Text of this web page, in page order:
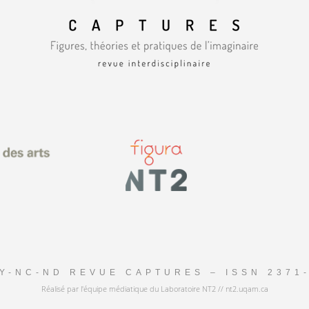
NC-ND REVUE CAPTURES – ISSN
Réalisé par l'équipe médiatique du Laboratoire NT2 // nt2.uqam.ca